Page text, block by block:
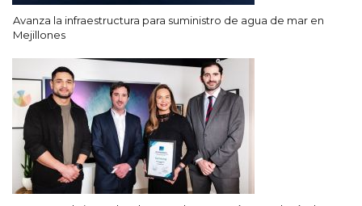
Avanza la infraestructura para suministro de agua de mar en
Mejillones